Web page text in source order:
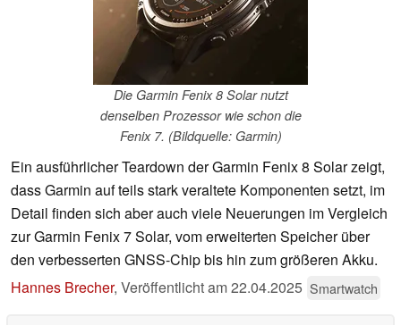
Die Garmin Fenix 8 Solar nutzt
denselben Prozessor wie schon die
Fenix 7. (Bildquelle: Garmin)
Ein ausführlicher Teardown der Garmin Fenix 8 Solar zeigt,
dass Garmin auf teils stark veraltete Komponenten setzt, im
Detail finden sich aber auch viele Neuerungen im Vergleich
zur Garmin Fenix 7 Solar, vom erweiterten Speicher über
den verbesserten GNSS-Chip bis hin zum größeren Akku.
Hannes Brecher, Veröffentlicht am22.04.2025 Smartwatch